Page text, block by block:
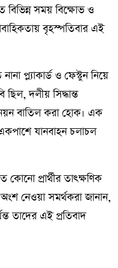
বিভিন্ন সময় বিক্ষোভ ও
বৃহস্পতিবার এই
প্ল্যাকার্ড ও ফেস্টুন নিয়ে
ছিল, দলীয় সিদ্ধান্ত
বাতিল করা হোক। এক
যানবাহন চলাচল
প্রার্থীর তাৎক্ষণিক
নেওয়া সমর্থকরা জানান,
তাদের এই প্রতিবাদ